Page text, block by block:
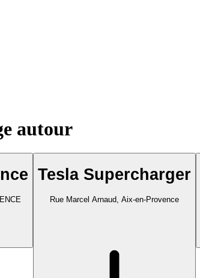
autour
Tesla Supercharger
Rue Marcel Arnaud, Aix-en-Provence